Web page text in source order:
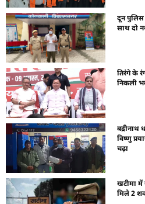
दून पुलिस
साथ दो
तिरंगे के
निकली
बद्रीनाथ
विष्णु
चढ़ा
खटीमा
मिले 2